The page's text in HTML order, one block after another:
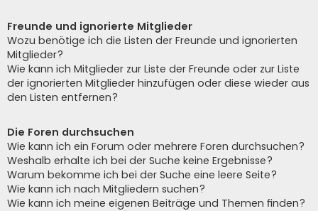
Freunde und ignorierte Mitglieder
Wozu benötige ich die Listen der Freunde und ignorierten
Mitglieder?
Wie kann ich Mitglieder zur Liste der Freunde oder zur Liste
der ignorierten Mitglieder hinzufügen oder diese wieder aus
den Listen entfernen?
Die Foren durchsuchen
Wie kann ich ein Forum oder mehrere Foren durchsuchen?
Weshalb erhalte ich bei der Suche keine Ergebnisse?
Warum bekomme ich bei der Suche eine leere Seite?
Wie kann ich nach Mitgliedern suchen?
Wie kann ich meine eigenen Beiträge und Themen finden?